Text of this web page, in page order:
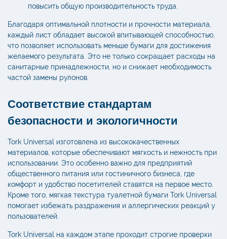
повысить общую производительность труда.
Благодаря оптимальной плотности и прочности материала,
каждый лист обладает высокой впитывающей способностью,
что позволяет использовать меньше бумаги для достижения
желаемого результата. Это не только сокращает расходы на
санитарные принадлежности, но и снижает необходимость
частой замены рулонов.
Соответствие стандартам
безопасности и экологичности
Tork Universal изготовлена из высококачественных
материалов, которые обеспечивают мягкость и нежность при
использовании. Это особенно важно для предприятий
общественного питания или гостиничного бизнеса, где
комфорт и удобство посетителей ставятся на первое место.
Кроме того, мягкая текстура туалетной бумаги Tork Universal
помогает избежать раздражения и аллергических реакций у
пользователей.
Tork Universal на каждом этапе проходит строгие проверки